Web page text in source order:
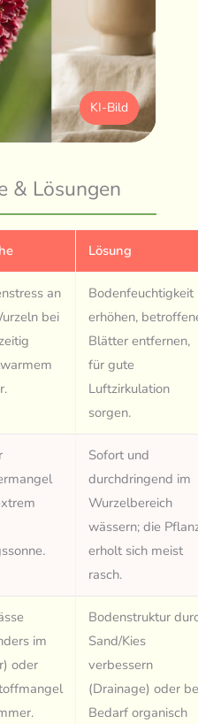
KI-Bild
& Lösungen
Lösung
an
bei
Bodenfeuchtigkeit
erhöhen,
Blätter entfernen,
für gute
Luftzirkulation
sorgen.
Sofort und
durchdringend im
Wurzelbereich
wässern; die
erholt sich meist
rasch.
im
oder
Bodenstruktur
Sand/Kies
verbessern
(Drainage) oder
Bedarf organisch